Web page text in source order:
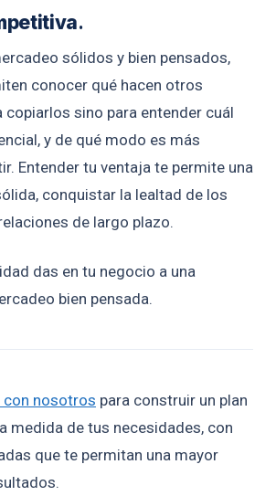
.
sólidos y bien pensados,
conocer qué hacen otros
copiarlos sino para entender cuál
y de qué modo es más
Entender tu ventaja te permite una
conquistar la lealtad de los
de largo plazo.
das en tu negocio a una
bien pensada.
con nosotros para construir un plan
medida de tus necesidades, con
que te permitan una mayor